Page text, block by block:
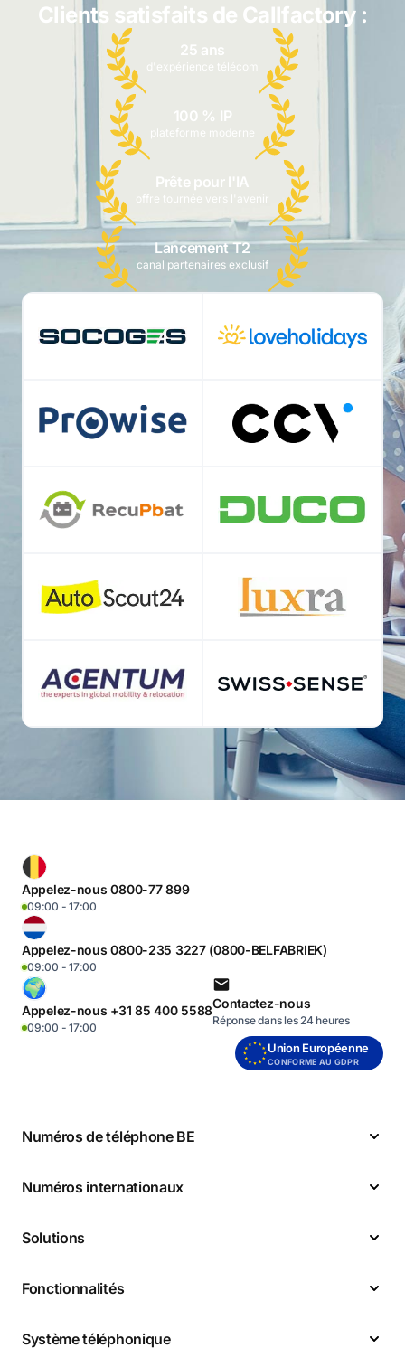
Clients satisfaits de Callfactory :
25 ans
d'expérience télécom
100 % IP
plateforme moderne
Prête pour l'IA
offre tournée vers l'avenir
Lancement T2
canal partenaires exclusif
Appelez-nous 0800-77 899
09:00 - 17:00
Appelez-nous 0800-235 3227 (0800-BELFABRIEK)
09:00 - 17:00
Appelez-nous +31 85 400 5588
09:00 - 17:00
Contactez-nous
Réponse dans les 24 heures
Union Européenne
CONFORME AU GDPR
Numéros de téléphone BE
Numéros internationaux
Solutions
Fonctionnalités
Système téléphonique